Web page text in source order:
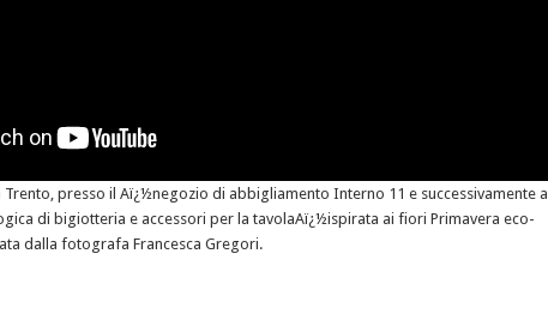
presso il Aï¿½negozio di abbigliamento Interno 11 e successivamente al
di bigiotteria e accessori per la tavolaAï¿½ispirata ai fiori Primavera eco-
dalla fotografa Francesca Gregori.